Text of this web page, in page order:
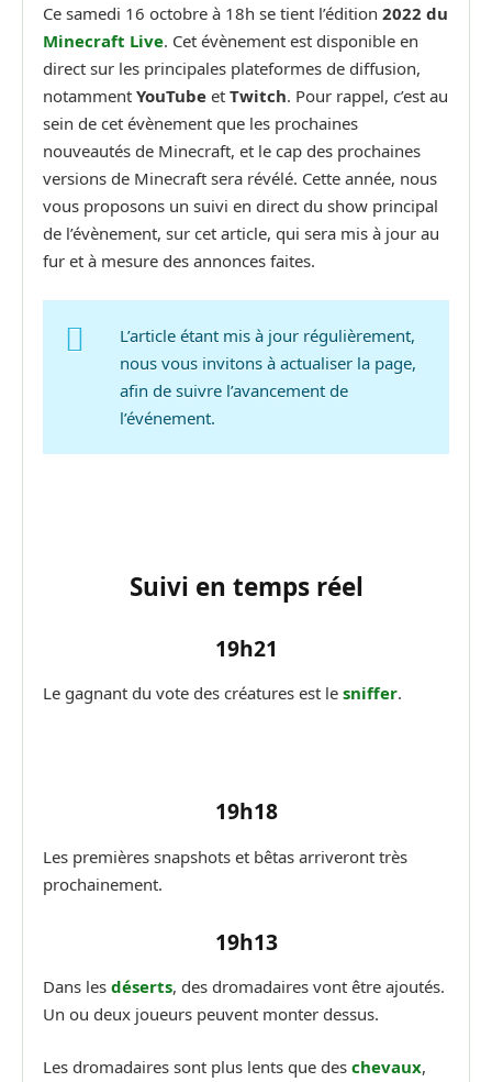
Ce samedi 16 octobre à 18h se tient l’édition 2022 du
Minecraft Live. Cet évènement est disponible en
direct sur les principales plateformes de diffusion,
notamment YouTube et Twitch. Pour rappel, c’est au
sein de cet évènement que les prochaines
nouveautés de Minecraft, et le cap des prochaines
versions de Minecraft sera révélé. Cette année, nous
vous proposons un suivi en direct du show principal
de l’évènement, sur cet article, qui sera mis à jour au
fur et à mesure des annonces faites.
L’article étant mis à jour régulièrement,
nous vous invitons à actualiser la page,
afin de suivre l’avancement de
l’événement.
Suivi en temps réel
19h21
Le gagnant du vote des créatures est le sniffer.
19h18
Les premières snapshots et bêtas arriveront très
prochainement.
19h13
Dans les déserts, des dromadaires vont être ajoutés.
Un ou deux joueurs peuvent monter dessus.
Les dromadaires sont plus lents que des chevaux,